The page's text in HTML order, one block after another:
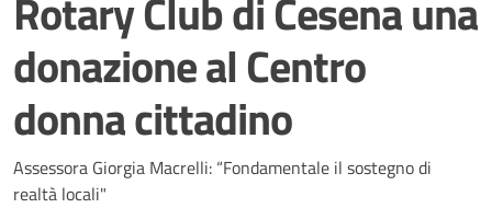
Rotary Club di Cesena una
donazione al Centro
donna cittadino
Dettagli della notizia
Assessora Giorgia Macrelli: “Fondamentale il sostegno di
realtà locali"